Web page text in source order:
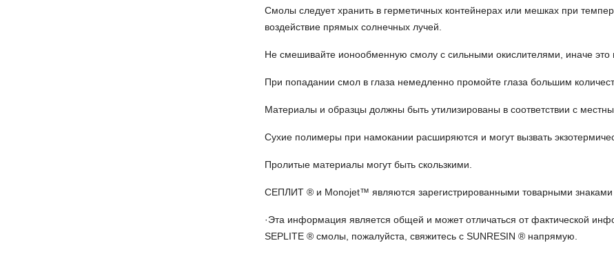
Смолы следует хранить в герметичных контейнерах или мешках при
воздействие прямых солнечных лучей.
Не смешивайте ионообменную смолу с сильными окислителями, иначе это
При попадании смол в глаза немедленно промойте глаза большим
Материалы и образцы должны быть утилизированы в соответствии с
Сухие полимеры при намокании расширяются и могут вызвать
Пролитые материалы могут быть скользкими.
СЕПЛИТ ® и Monojet™ являются зарегистрированными товарными знаками
·Эта информация является общей и может отличаться от фактической
SEPLITE ® смолы, пожалуйста, свяжитесь с SUNRESIN ® напрямую.